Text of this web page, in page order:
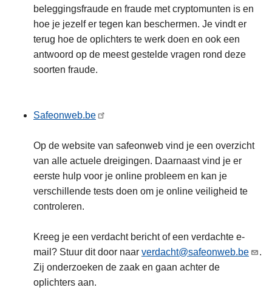
beleggingsfraude en fraude met cryptomunten is en
hoe je jezelf er tegen kan beschermen. Je vindt er
terug hoe de oplichters te werk doen en ook een
antwoord op de meest gestelde vragen rond deze
soorten fraude.
Safeonweb.be
Op de website van safeonweb vind je een overzicht
van alle actuele dreigingen. Daarnaast vind je er
eerste hulp voor je online probleem en kan je
verschillende tests doen om je online veiligheid te
controleren.
Kreeg je een verdacht bericht of een verdachte e-
mail? Stuur dit door naar verdacht@safeonweb.be
.
Zij onderzoeken de zaak en gaan achter de
oplichters aan.